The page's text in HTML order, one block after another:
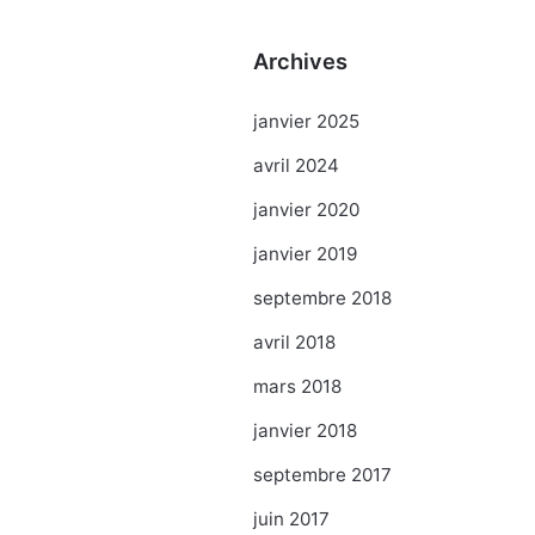
Archives
janvier 2025
avril 2024
janvier 2020
janvier 2019
septembre 2018
avril 2018
mars 2018
janvier 2018
septembre 2017
juin 2017